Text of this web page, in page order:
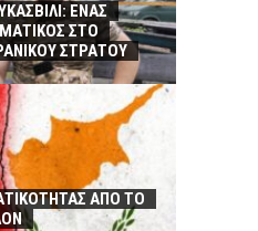
ΕΝΑΣ
ΣΤΟ
ΣΤΡΑΤΟΥ
ΑΠΟ ΤΟ